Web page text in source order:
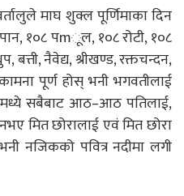
माघ शुक्ल पूर्णिमाका दिन
१०८ पmूल, १०८ रोटी, १०८
नैवेद्य, श्रीखण्ड, रक्तचन्दन,
पूर्ण होस् भनी भगवतीलाई
सबैबाट आठ–आठ पतिलाई,
मित छोरालाई एवं मित छोरा
नजिकको पवित्र नदीमा लगी